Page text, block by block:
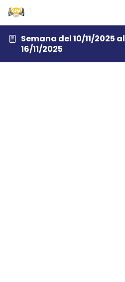
Semana del 10/11/2025 al
16/11/2025